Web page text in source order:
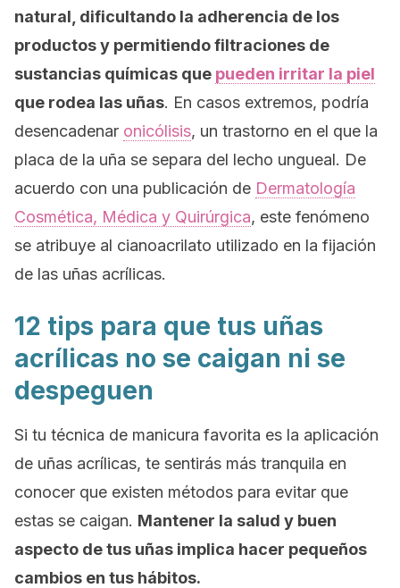
natural, dificultando la adherencia de los
productos y permitiendo filtraciones de
sustancias químicas que pueden irritar la piel
que rodea las uñas. En casos extremos, podría
desencadenar onicólisis, un trastorno en el que la
placa de la uña se separa del lecho ungueal. De
acuerdo con una publicación de Dermatología
Cosmética, Médica y Quirúrgica, este fenómeno
se atribuye al cianoacrilato utilizado en la fijación
de las uñas acrílicas.
12 tips para que tus uñas
acrílicas no se caigan ni se
despeguen
Si tu técnica de manicura favorita es la aplicación
de uñas acrílicas, te sentirás más tranquila en
conocer que existen métodos para evitar que
estas se caigan. Mantener la salud y buen
aspecto de tus uñas implica hacer pequeños
cambios en tus hábitos.